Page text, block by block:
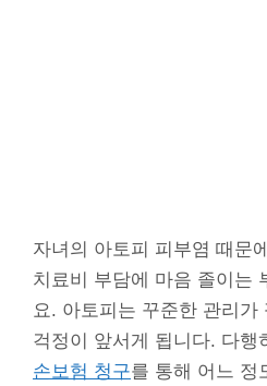
자녀의 아토피 피부염 때문
치료비 부담에 마음 졸이는
요. 아토피는 꾸준한 관리가
걱정이 앞서게 됩니다. 다행
손보험 청구를 통해 어느 정